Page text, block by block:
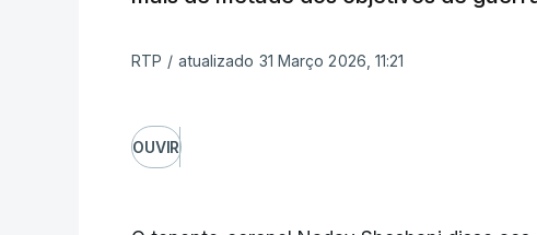
RTP / atualizado 31 Março 2026, 11:21
OUVIR